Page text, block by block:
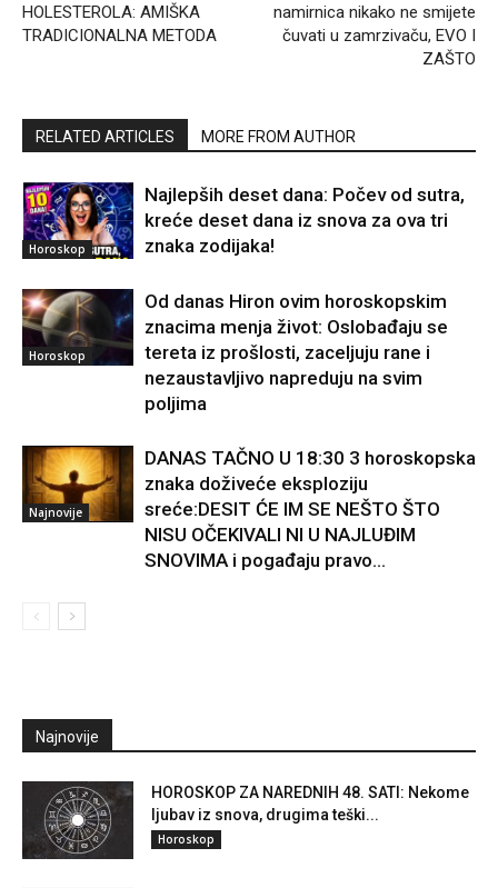
HOLESTEROLA: AMIŠKA
TRADICIONALNA METODA
namirnica nikako ne smijete
čuvati u zamrzivaču, EVO I
ZAŠTO
RELATED ARTICLES MORE FROM AUTHOR
Horoskop
Najlepših deset dana: Počev od sutra,
kreće deset dana iz snova za ova tri
znaka zodijaka!
Horoskop
Od danas Hiron ovim horoskopskim
znacima menja život: Oslobađaju se
tereta iz prošlosti, zaceljuju rane i
nezaustavljivo napreduju na svim
poljima
Najnovije
DANAS TAČNO U 18:30 3 horoskopska
znaka doživeće eksploziju
sreće:DESIT ĆE IM SE NEŠTO ŠTO
NISU OČEKIVALI NI U NAJLUĐIM
SNOVIMA i pogađaju pravo...
Najnovije
HOROSKOP ZA NAREDNIH 48. SATI: Nekome
ljubav iz snova, drugima teški...
Horoskop